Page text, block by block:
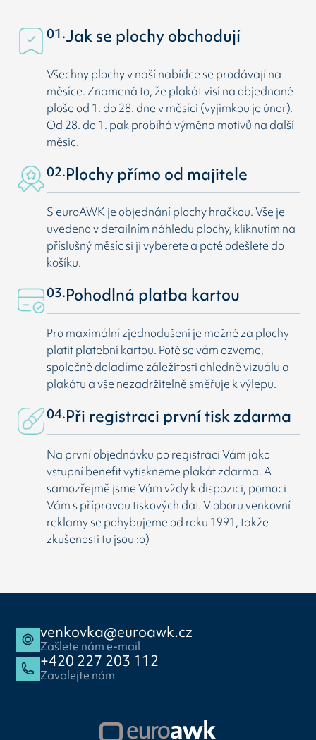
01.Jak se plochy obchodují
Všechny plochy v naší nabídce se prodávají na
měsíce. Znamená to, že plakát visí na objednané
ploše od 1. do 28. dne v měsíci (vyjímkou je únor).
Od 28. do 1. pak probíhá výměna motivů na další
měsic.
02.Plochy přímo od majitele
S euroAWK je objednání plochy hračkou. Vše je
uvedeno v detailním náhledu plochy, kliknutím na
příslušný měsíc si ji vyberete a poté odešlete do
košíku.
03.Pohodlná platba kartou
Pro maximální zjednodušení je možné za plochy
platit platební kartou. Poté se vám ozveme,
společně doladíme záležitosti ohledně vizuálu a
plakátu a vše nezadržitelně směřuje k výlepu.
04.Při registraci první tisk zdarma
Na první objednávku po registraci Vám jako
vstupní benefit vytiskneme plakát zdarma. A
samozřejmě jsme Vám vždy k dispozici, pomoci
Vám s přípravou tiskových dat. V oboru venkovní
reklamy se pohybujeme od roku 1991, takže
zkušenosti tu jsou :o)
venkovka@euroawk.cz
Zašlete nám e-mail
+420 227 203 112
Zavolejte nám